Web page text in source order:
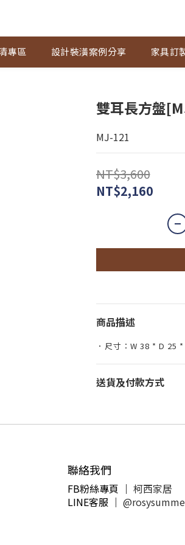
專區 設計裝潢案例分享 家具訂
雙耳長方盤
MJ-121
NT$3,600
NT$2,160
商品描述
．尺寸：W 38 * D 25
送貨及付款方式
聯絡我們
FB粉絲專頁 ｜ 柯西家居
LINE客服 ｜